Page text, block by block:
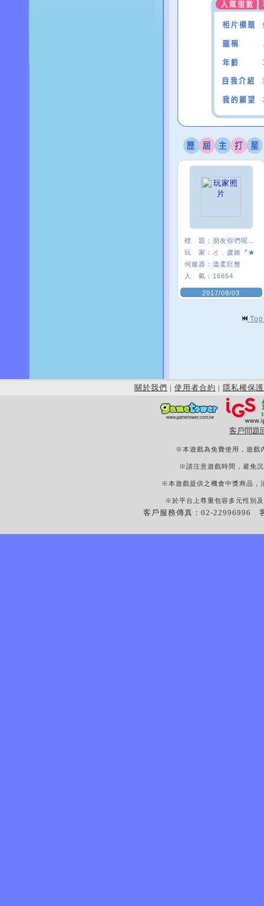
標 題：
玩 家：
〥﹑虞姬〞★
伺服器： 溫柔巨蟹
人 氣： 16654
2017/08/03
關於我們 | 使用者合約 | 隱私權保護
客戶問題
※本遊戲為免費使用，遊戲
※請注意遊戲時間，避免
※本遊戲提供之機會中獎商品，
※於平台上尊重包容多元性別
客戶服務傳真：02-22996996